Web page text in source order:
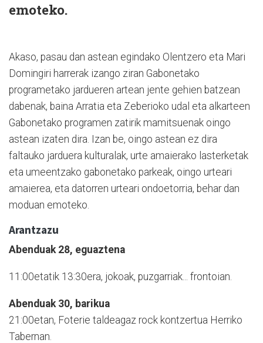
emoteko.
Akaso, pasau dan astean egindako Olentzero eta Mari
Domingiri harrerak izango ziran Gabonetako
programetako jardueren artean jente gehien batzean
dabenak, baina Arratia eta Zeberioko udal eta alkarteen
Gabonetako programen zatirik mamitsuenak oingo
astean izaten dira. Izan be, oingo astean ez dira
faltauko jarduera kulturalak, urte amaierako lasterketak
eta umeentzako gabonetako parkeak, oingo urteari
amaierea, eta datorren urteari ondoetorria, behar dan
moduan emoteko.
Arantzazu
Abenduak 28, eguaztena
11:00etatik 13:30era, jokoak, puzgarriak... frontoian.
Abenduak 30, barikua
21:00etan, Foterie taldeagaz rock kontzertua Herriko
Tabernan.